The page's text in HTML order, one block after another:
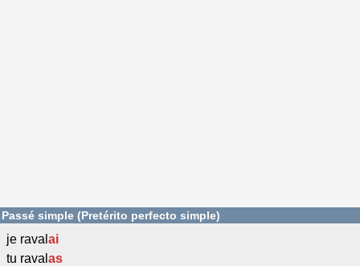
Passé simple (Pretérito perfecto simple)
je raval ai
tu raval as